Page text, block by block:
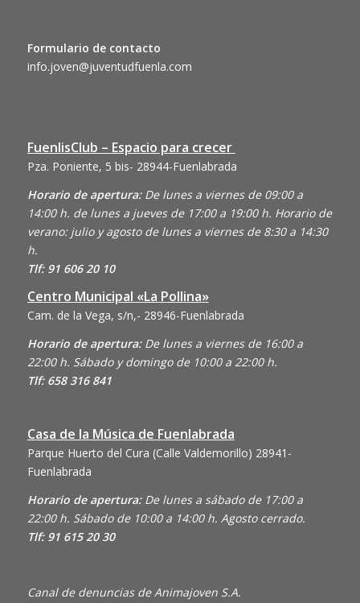
Formulario de contacto
info.joven@juventudfuenla.com
FuenlisClub – Espacio para crecer
Pza. Poniente, 5 bis- 28944-Fuenlabrada
Horario de apertura:De lunes a viernes de 09:00 a
14:00 h. de lunes a jueves de 17:00 a 19:00 h. Horario de
verano: julio y agosto de lunes a viernes de 8:30 a 14:30
h.
Tlf: 91 606 20 10
Centro Municipal «La Pollina»
Cam. de la Vega, s/n,- 28946-Fuenlabrada
Horario de apertura: De lunes a viernes de 16:00 a
22:00 h. Sábado y domingo de 10:00 a 22:00 h.
Tlf: 658 316 841
Casa de la Música de Fuenlabrada
Parque Huerto del Cura (Calle Valdemorillo) 28941-
Fuenlabrada
Horario de apertura: De lunes a sábado de 17:00 a
22:00 h. Sábado de 10:00 a 14:00 h. Agosto cerrado.
Tlf: 91 615 20 30
Canal de denuncias de Animajoven S.A.